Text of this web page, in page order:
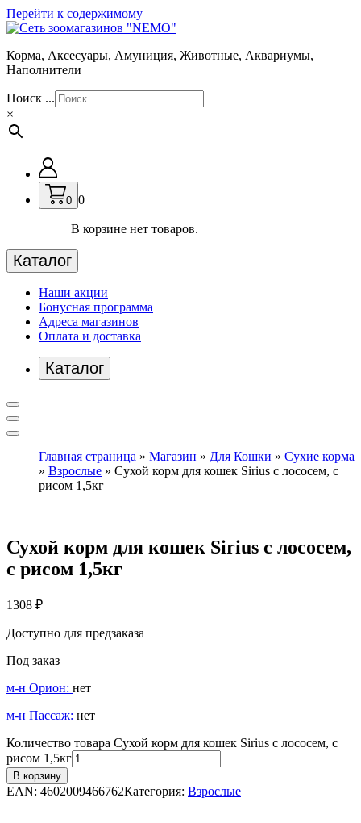
Перейти к содержимому
Корма, Аксесуары, Амуниция, Животные, Аквариумы,
Наполнители
Поиск ...
×
0 0
В корзине нет товаров.
Каталог
Наши акции
Бонусная программа
Адреса магазинов
Оплата и доставка
Каталог
Главная страница » Магазин » Для Кошки » Сухие корма
» Взрослые » Сухой корм для кошек Sirius с лососем, с
рисом 1,5кг
Сухой корм для кошек Sirius с лососем,
с рисом 1,5кг
1308 ₽
Доступно для предзаказа
Под заказ
м-н Орион: нет
м-н Пассаж: нет
Количество товара Сухой корм для кошек Sirius с лососем, с
рисом 1,5кг
В корзину
EAN: 4602009466762Категория: Взрослые